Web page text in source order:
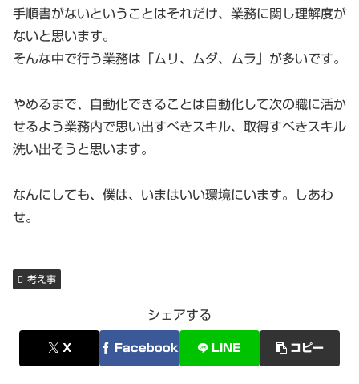
手順書がないということはそれだけ、業務に関し理解度が
ないと思います。
そんな中で行う業務は「ムリ、ムダ、ムラ」が多いです。
やめるまで、自動化できることは自動化して次の職に活か
せるよう業務内で思い出すべきスキル、取得すべきスキル
洗い出そうと思います。
なんにしても、僕は、いまはいい環境にいます。しあわ
せ。
考え事
シェアする
X Facebook LINE コピー